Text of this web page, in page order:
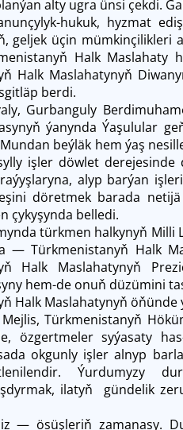
alty ugra ünsi çekdi.
hukuk, hyzmat
geljek üçin mümkinçilikleri
Halk Maslahaty
Halk Maslahatynyň
berdi.
Gurbanguly
ýanynda Ýaşulular
beýläk hem ýaş
işler döwlet
alyp barýan
döretmek barada
çykyşynda belledi.
türkmen halkynyň Milli
— Türkmenistanyň Halk
Halk Maslahatynyň
hem-de onuň düzümini
Halk Maslahatynyň
Türkmenistanyň
özgertmeler syýasaty
okgunly işler alnyp
Ýurdumyzy
ilatyň gündelik
— ösüşleriň zamanasy.